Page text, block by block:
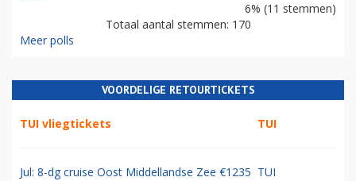
6% (11 stemmen)
Totaal aantal stemmen: 170
Meer polls
VOORDELIGE RETOURTICKETS
TUI vliegtickets TUI
Jul: 8-dg cruise Oost Middellandse Zee €1235 TUI